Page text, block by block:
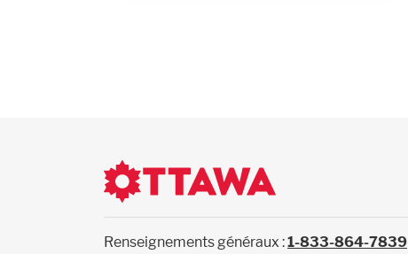
Renseignements généraux :1-833-864-7839